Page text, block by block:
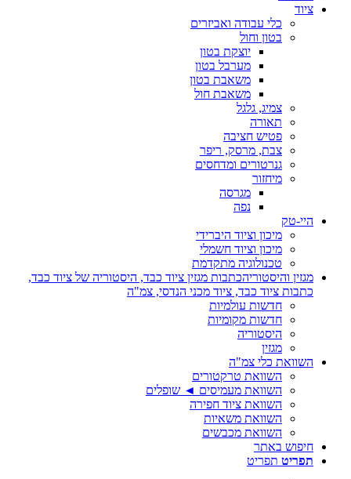
ציוד
כלי עבודה ואביזרים
בטון וחול
יוצקת בטון
מערבל בטון
משאבת בטון
משאבת חול
צמיג, גלגל
תאורה
פטיש חציבה
צבת, מרסק, ריפר
גנרטורים ומדחסים
מיחזור
מגרסה
נפה
היי-טק
מיכון וציוד היברידי
מיכון וציוד חשמלי
טכנולוגיה מתקדמת
מגזין והיסטוריהכתבות מגזין ציוד כבד, היסטוריה של ציוד כבד,
כתבות ציוד כבד, ציוד מכני הנדסי, צמ"ה
חדשות עולמיות
חדשות מקומיות
היסטוריה
מגזין
השוואת כלי צמ"ה
השוואת טרקטורים
השוואת מעמיסים ◄ שופלים
השוואת ציוד חפירה
השוואת משאיות
השוואת מכבשים
חיפוש באתר
תפריט תפריט